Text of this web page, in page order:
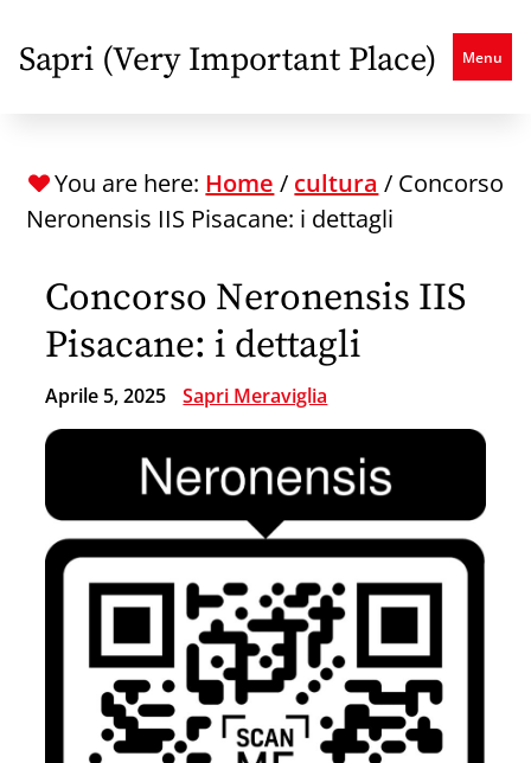
to
main
Sapri (Very Important Place) Menu
You are here: Home / cultura / Concorso
Neronensis IIS Pisacane: i dettagli
Concorso Neronensis IIS
Pisacane: i dettagli
Aprile 5, 2025 Sapri Meraviglia